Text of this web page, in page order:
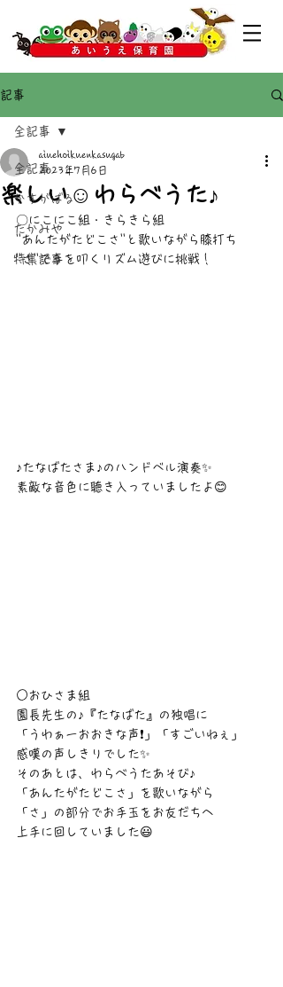
記事
全記事
かすがばる
たかみや
特集記事
全記事
楽しい☺わらべうた♪
aiuehoikuenkasugab
2023年7月6日
〇にこにこ組・きらきら組
''あんたがたどこさ''と歌いながら膝打ち
''さ''で手を叩くリズム遊びに挑戦！
♪たなばたさま♪のハンドベル演奏✨
素敵な音色に聴き入っていましたよ😊
○おひさま組
園長先生の♪『たなばた』の独唱に
「うわぁーおおきな声❗」「すごいねぇ」
感嘆の声しきりでした✨
そのあとは、わらべうたあそび♪
「あんたがたどこさ」を歌いながら
「さ」の部分でお手玉をお友だちへ
上手に回していました😃